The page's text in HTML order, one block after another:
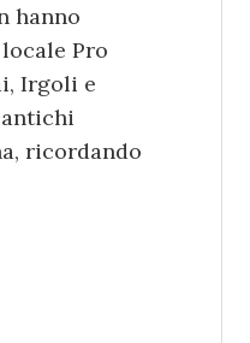
hanno
Pro
Irgoli e
ricordando